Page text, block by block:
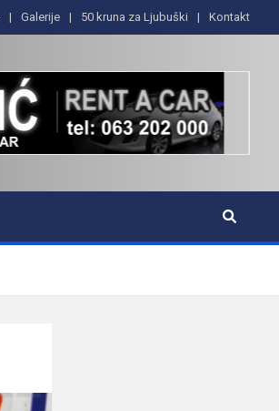
Galerije 50 kruna za Ljubuški Kontakt